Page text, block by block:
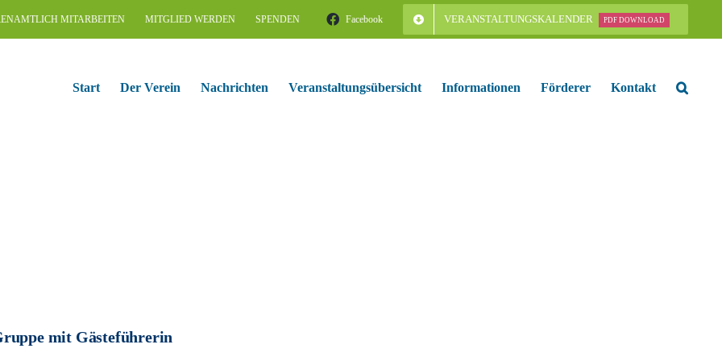
MITARBEITEN MITGLIED WERDEN SPENDEN Facebook VERANSTALTUNGSKALENDER PDF DOWNLOAD
Start Der Verein Nachrichten Veranstaltungsübersicht Informationen Förderer Kontakt
mit Gästeführerin